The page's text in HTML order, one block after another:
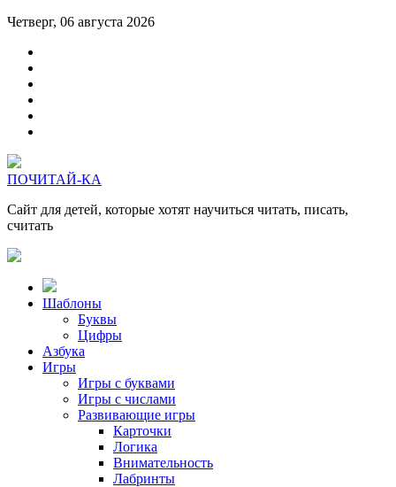
Четверг, 06 августа 2026
ПОЧИТАЙ-КА
Сайт для детей, которые хотят научиться читать, писать,
считать
Шаблоны
Буквы
Цифры
Азбука
Игры
Игры с буквами
Игры с числами
Развивающие игры
Карточки
Логика
Внимательность
Лабринты